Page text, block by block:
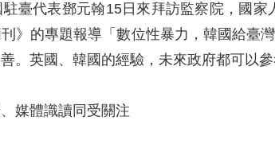
臺代表鄧元翰15日來拜訪監察院，國
》的專題報導「數位性暴力，韓國給臺
。英國、韓國的經驗，未來政府都可以參
媒體識讀同受關注